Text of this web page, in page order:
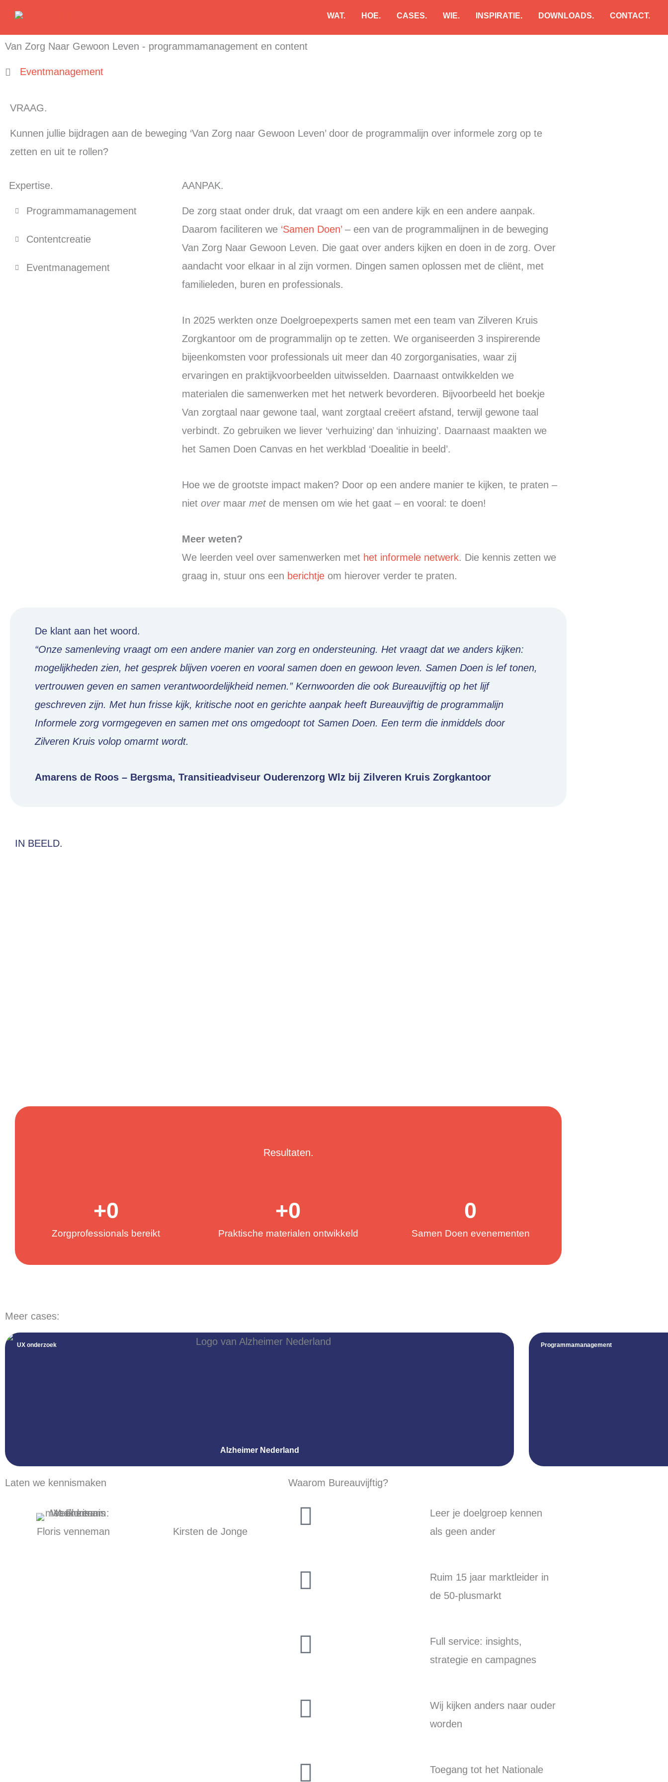
de
WAT. HOE. CASES. WIE. INSPIRATIE. DOWNLOADS. CONTACT.
Van Zorg Naar Gewoon Leven - programmamanagement en content
Eventmanagement
VRAAG.
Kunnen jullie bijdragen aan de beweging ‘Van Zorg naar Gewoon Leven’ door de programmalijn over informele zorg op te
zetten en uit te rollen?
Expertise.
Programmamanagement
Contentcreatie
Eventmanagement
AANPAK.
De zorg staat onder druk, dat vraagt om een andere kijk en een andere aanpak.
Daarom faciliteren we ‘Samen Doen’– een van de programmalijnen in de beweging
Van Zorg Naar Gewoon Leven. Die gaat over anders kijken en doen in de zorg. Over
aandacht voor elkaar in al zijn vormen. Dingen samen oplossen met de cliënt, met
familieleden, buren en professionals.
In 2025 werkten onze Doelgroepexperts samen met een team van Zilveren Kruis
Zorgkantoor om de programmalijn op te zetten. We organiseerden 3 inspirerende
bijeenkomsten voor professionals uit meer dan 40 zorgorganisaties, waar zij
ervaringen en praktijkvoorbeelden uitwisselden. Daarnaast ontwikkelden we
materialen die samenwerken met het netwerk bevorderen. Bijvoorbeeld het boekje
Van zorgtaal naar gewone taal, want zorgtaal creëert afstand, terwijl gewone taal
verbindt. Zo gebruiken we liever ‘verhuizing’ dan ‘inhuizing’. Daarnaast maakten we
het Samen Doen Canvas en het werkblad ‘Doealitie in beeld’.
Hoe we de grootste impact maken? Door op een andere manier te kijken, te praten –
niet overmaar met de mensen om wie het gaat – en vooral: te doen!
Meer weten?
We leerden veel over samenwerken met het informele netwerk. Die kennis zetten we
graag in, stuur ons een berichtje om hierover verder te praten.
De klant aan het woord.
“Onze samenleving vraagt om een andere manier van zorg en ondersteuning. Het vraagt dat we anders kijken:
mogelijkheden zien, het gesprek blijven voeren en vooral samen doen en gewoon leven. Samen Doen is lef tonen,
vertrouwen geven en samen verantwoordelijkheid nemen.” Kernwoorden die ook Bureauvijftig op het lijf
geschreven zijn. Met hun frisse kijk, kritische noot en gerichte aanpak heeft Bureauvijftig de programmalijn
Informele zorg vormgegeven en samen met ons omgedoopt tot Samen Doen. Een term die inmiddels door
Zilveren Kruis volop omarmt wordt.
Amarens de Roos – Bergsma, Transitieadviseur Ouderenzorg Wlz bij Zilveren Kruis Zorgkantoor
IN BEELD.
Resultaten.
Zorgprofessionals bereikt
+0
Praktische materialen ontwikkeld
+0
Samen Doen evenementen
0
Meer cases:
UX onderzoek
Alzheimer Nederland
Programmamanagement
Laten we kennismaken
Floris venneman Kirsten de Jonge
Waarom Bureauvijftig?
Leer je doelgroep kennen
als geen ander
Ruim 15 jaar marktleider in
de 50-plusmarkt
Full service: insights,
strategie en campagnes
Wij kijken anders naar ouder
worden
Toegang tot het Nationale